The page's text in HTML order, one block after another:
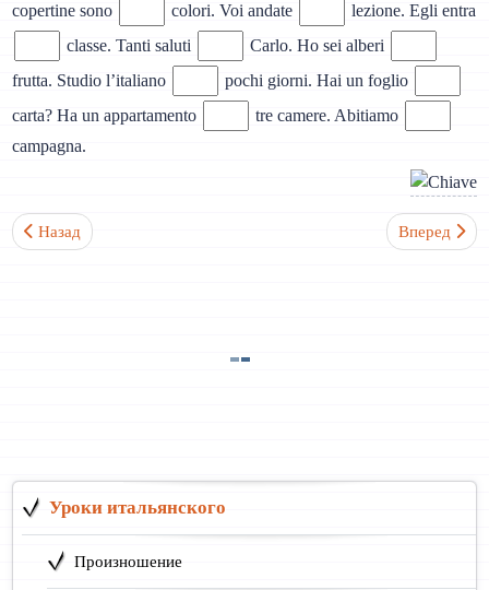
copertine sono
colori. Voi andate
lezione. Egli entra
classe. Tanti saluti
Carlo. Ho sei alberi
frutta. Studio l’italiano
pochi giorni. Hai un foglio
carta? Ha un appartamento
tre camere. Abitiamo
campagna.
Предыдущий: Урок 3. Личные местоимения. Спряжения
Назад Следующий:
Вперед
Уроки итальянского
Произношение